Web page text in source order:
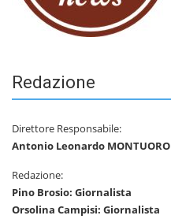
Redazione
Direttore Responsabile:
Antonio Leonardo MONTUORO
Redazione:
Pino Brosio: Giornalista
Orsolina Campisi: Giornalista